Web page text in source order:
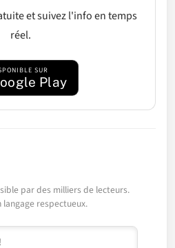
et suivez l'info en temps
réel.
SUR
Play
par des milliers de lecteurs.
respectueux.